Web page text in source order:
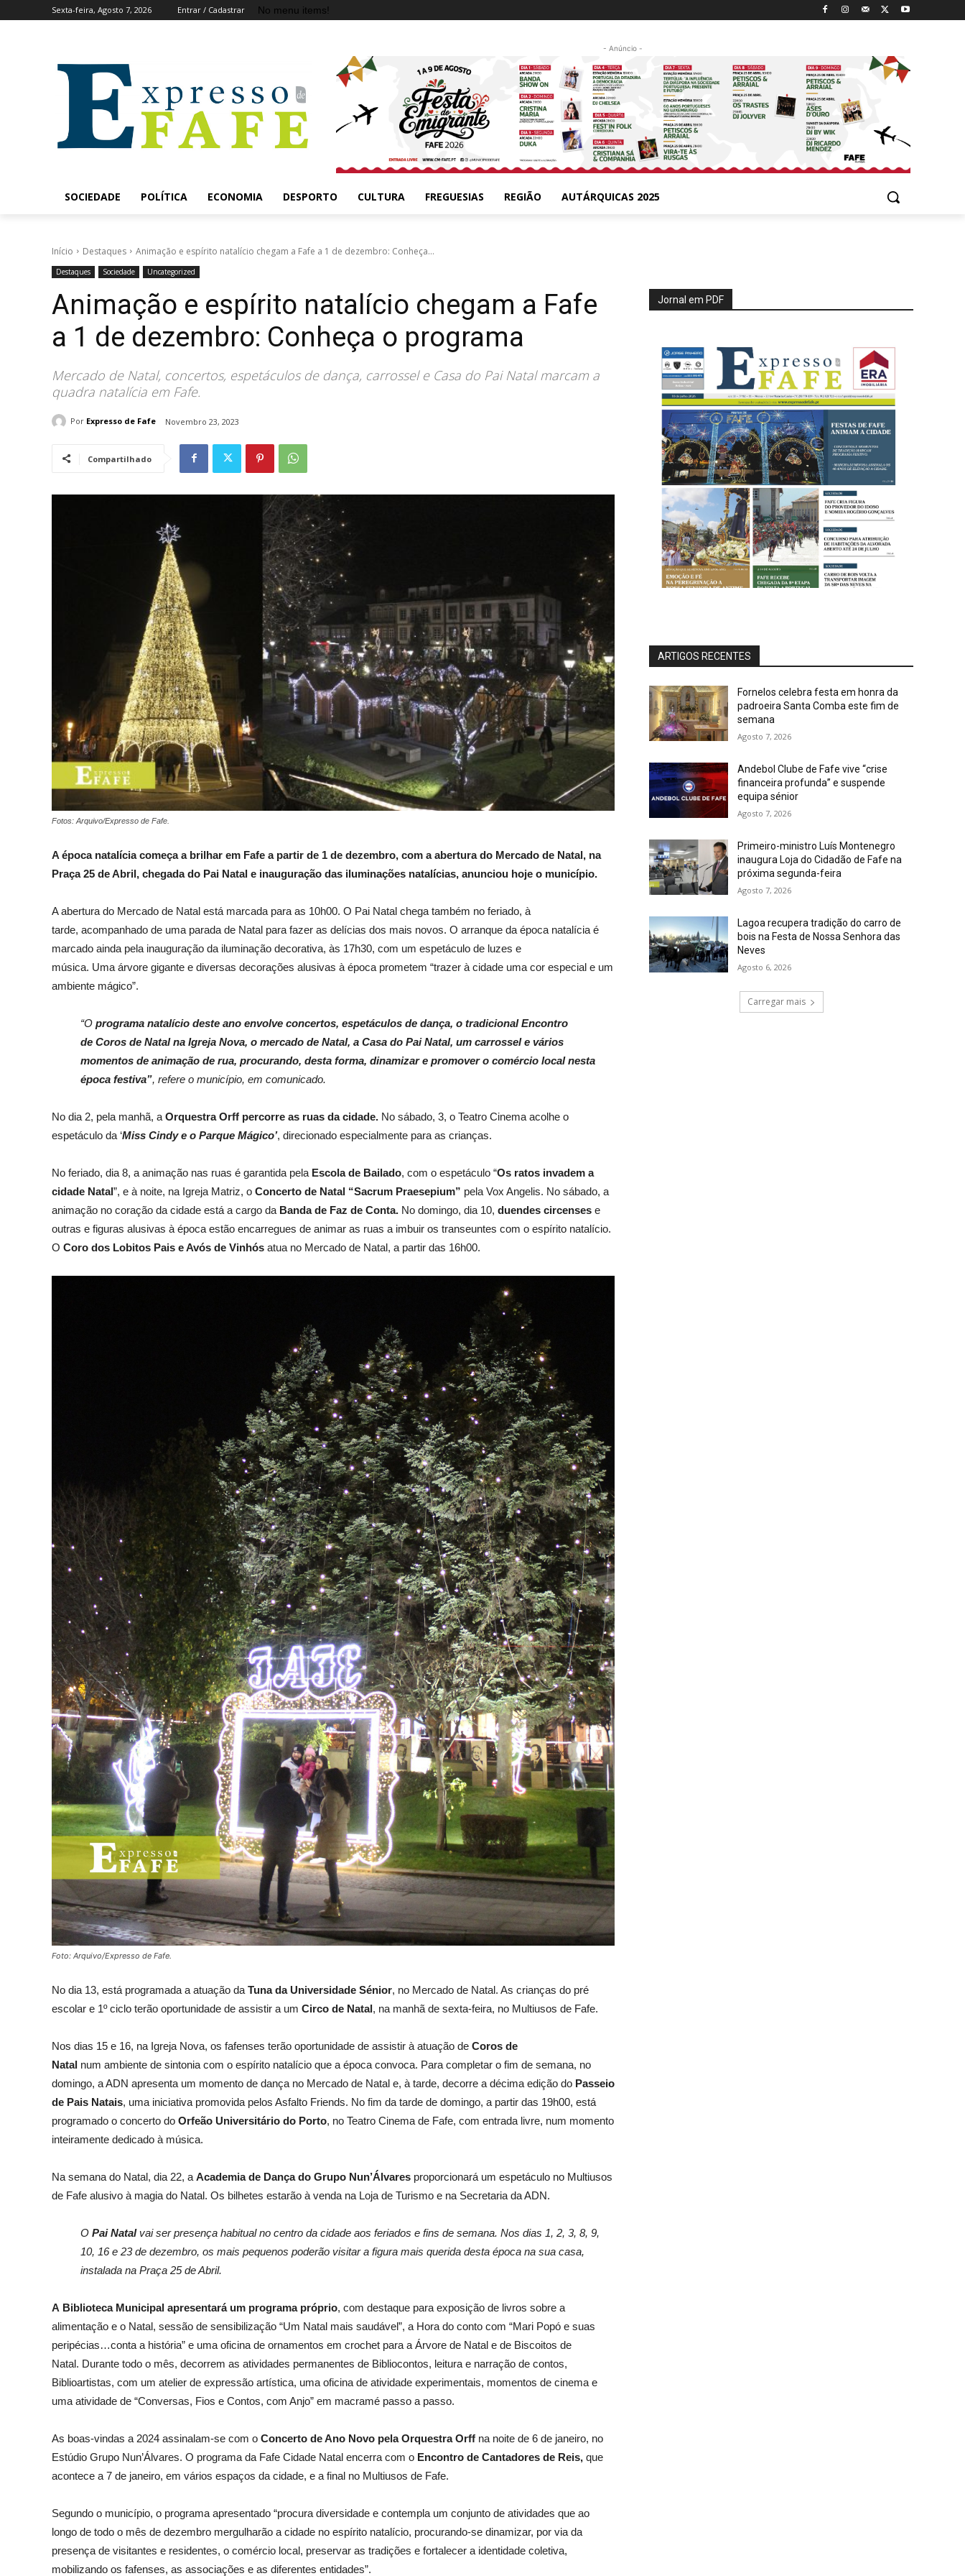
Sexta-feira, Agosto 7, 2026 Entrar / Cadastrar No menu items!
- Anúncio -
SOCIEDADE POLÍTICA ECONOMIA DESPORTO CULTURA FREGUESIAS REGIÃO AUTÁRQUICAS 2025
Início Destaques Animação e espírito natalício chegam a Fafe a 1 de dezembro: Conheça...
Destaques Sociedade Uncategorized
Animação e espírito natalício chegam a Fafe
a 1 de dezembro: Conheça o programa
Mercado de Natal, concertos, espetáculos de dança, carrossel e Casa do Pai Natal marcam a
quadra natalícia em Fafe.
Por Expresso de Fafe Novembro 23, 2023
Compartilhado
Fotos: Arquivo/Expresso de Fafe.
A época natalícia começa a brilhar em Fafe a partir de 1 de dezembro, com a abertura do Mercado de Natal, na
Praça 25 de Abril, chegada do Pai Natal e inauguração das iluminações natalícias, anunciou hoje o município.
A abertura do Mercado de Natal está marcada para as 10h00. O Pai Natal chega também no feriado, à
tarde, acompanhado de uma parada de Natal para fazer as delícias dos mais novos. O arranque da época natalícia é
marcado ainda pela inauguração da iluminação decorativa, às 17h30, com um espetáculo de luzes e
música. Uma árvore gigante e diversas decorações alusivas à época prometem “trazer à cidade uma cor especial e um
ambiente mágico”.
“O programa natalício deste ano envolve concertos, espetáculos de dança, o tradicional Encontro
de Coros de Natal na Igreja Nova, o mercado de Natal, a Casa do Pai Natal, um carrossel e vários
momentos de animação de rua, procurando, desta forma, dinamizar e promover o comércio local nesta
época festiva”, refere o município, em comunicado.
No dia 2, pela manhã, a Orquestra Orff percorre as ruas da cidade. No sábado, 3, o Teatro Cinema acolhe o
espetáculo da ‘Miss Cindy e o Parque Mágico’, direcionado especialmente para as crianças.
No feriado, dia 8, a animação nas ruas é garantida pela Escola de Bailado, com o espetáculo “Os ratos invadem a
cidade Natal”, e à noite, na Igreja Matriz, o Concerto de Natal “Sacrum Praesepium” pela Vox Angelis. No sábado, a
animação no coração da cidade está a cargo da Banda de Faz de Conta. No domingo, dia 10, duendes circenses e
outras e figuras alusivas à época estão encarregues de animar as ruas a imbuir os transeuntes com o espírito natalício.
O Coro dos Lobitos Pais e Avós de Vinhós atua no Mercado de Natal, a partir das 16h00.
Foto: Arquivo/Expresso de Fafe.
No dia 13, está programada a atuação da Tuna da Universidade Sénior, no Mercado de Natal. As crianças do pré
escolar e 1º ciclo terão oportunidade de assistir a um Circo de Natal, na manhã de sexta-feira, no Multiusos de Fafe.
Nos dias 15 e 16, na Igreja Nova, os fafenses terão oportunidade de assistir à atuação de Coros de
Natal num ambiente de sintonia com o espírito natalício que a época convoca. Para completar o fim de semana, no
domingo, a ADN apresenta um momento de dança no Mercado de Natal e, à tarde, decorre a décima edição do Passeio
de Pais Natais, uma iniciativa promovida pelos Asfalto Friends. No fim da tarde de domingo, a partir das 19h00, está
programado o concerto do Orfeão Universitário do Porto, no Teatro Cinema de Fafe, com entrada livre, num momento
inteiramente dedicado à música.
Na semana do Natal, dia 22, a Academia de Dança do Grupo Nun’Álvares proporcionará um espetáculo no Multiusos
de Fafe alusivo à magia do Natal. Os bilhetes estarão à venda na Loja de Turismo e na Secretaria da ADN.
O Pai Natal vai ser presença habitual no centro da cidade aos feriados e fins de semana. Nos dias 1, 2, 3, 8, 9,
10, 16 e 23 de dezembro, os mais pequenos poderão visitar a figura mais querida desta época na sua casa,
instalada na Praça 25 de Abril.
A Biblioteca Municipal apresentará um programa próprio, com destaque para exposição de livros sobre a
alimentação e o Natal, sessão de sensibilização “Um Natal mais saudável”, a Hora do conto com “Mari Popó e suas
peripécias…conta a história” e uma oficina de ornamentos em crochet para a Árvore de Natal e de Biscoitos de
Natal. Durante todo o mês, decorrem as atividades permanentes de Bibliocontos, leitura e narração de contos,
Biblioartistas, com um atelier de expressão artística, uma oficina de atividade experimentais, momentos de cinema e
uma atividade de “Conversas, Fios e Contos, com Anjo” em macramé passo a passo.
As boas-vindas a 2024 assinalam-se com o Concerto de Ano Novo pela Orquestra Orff na noite de 6 de janeiro, no
Estúdio Grupo Nun’Álvares. O programa da Fafe Cidade Natal encerra com o Encontro de Cantadores de Reis, que
acontece a 7 de janeiro, em vários espaços da cidade, e a final no Multiusos de Fafe.
Segundo o município, o programa apresentado “procura diversidade e contempla um conjunto de atividades que ao
longo de todo o mês de dezembro mergulharão a cidade no espírito natalício, procurando-se dinamizar, por via da
presença de visitantes e residentes, o comércio local, preservar as tradições e fortalecer a identidade coletiva,
mobilizando os fafenses, as associações e as diferentes entidades”.
Jornal em PDF
ARTIGOS RECENTES
Fornelos celebra festa em honra da
padroeira Santa Comba este fim de
semana
Agosto 7, 2026
Andebol Clube de Fafe vive “crise
financeira profunda” e suspende
equipa sénior
Agosto 7, 2026
Primeiro-ministro Luís Montenegro
inaugura Loja do Cidadão de Fafe na
próxima segunda-feira
Agosto 7, 2026
Lagoa recupera tradição do carro de
bois na Festa de Nossa Senhora das
Neves
Agosto 6, 2026
Carregar mais